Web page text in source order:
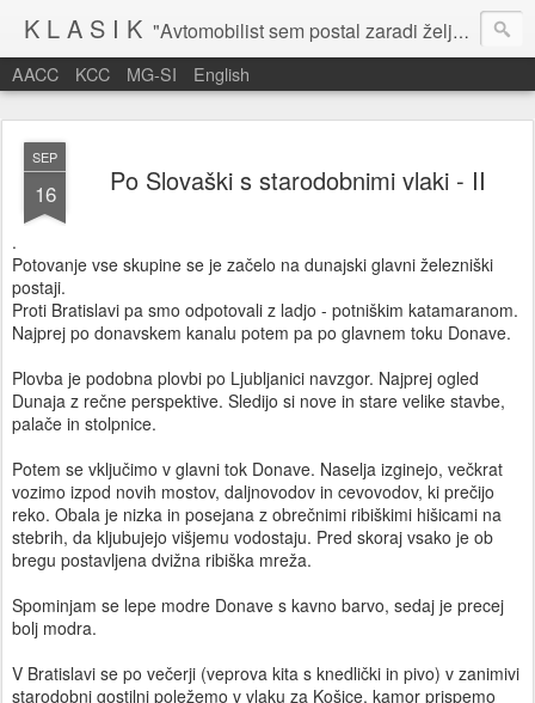
K L A S I K "Avtomobilist sem postal zaradi želje po potovanju in dejavnosti v prostem času." Baron Anton Codelli
AACC KCC MG-SI English
SEP
16 Po Slovaški s starodobnimi vlaki - II
.
Potovanje vse skupine se je začelo na dunajski glavni železniški
postaji.
Proti Bratislavi pa smo odpotovali z ladjo - potniškim katamaranom.
Najprej po donavskem kanalu potem pa po glavnem toku Donave.
Plovba je podobna plovbi po Ljubljanici navzgor. Najprej ogled
Dunaja z rečne perspektive. Sledijo si nove in stare velike stavbe,
palače in stolpnice.
Potem se vključimo v glavni tok Donave. Naselja izginejo, večkrat
vozimo izpod novih mostov, daljnovodov in cevovodov, ki prečijo
reko. Obala je nizka in posejana z obrečnimi ribiškimi hišicami na
stebrih, da kljubujejo višjemu vodostaju. Pred skoraj vsako je ob
bregu postavljena dvižna ribiška mreža.
Spominjam se lepe modre Donave s kavno barvo, sedaj je precej
bolj modra.
V Bratislavi se po večerji (veprova kita s knedlički in pivo) v zanimivi
starodobni gostilni poležemo v vlaku za Košice, kamor prispemo